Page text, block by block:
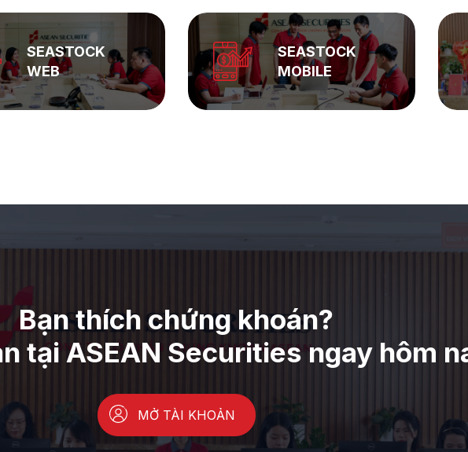
SEASTOCK
WEB
SEASTOCK
MOBILE
Bạn thích chứng khoán?
tại ASEAN Securities ngay hôm
MỞ TÀI KHOẢN